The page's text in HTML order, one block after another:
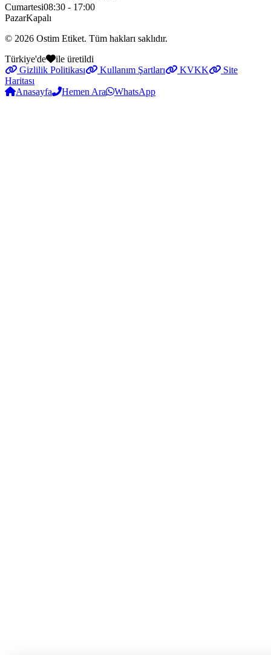
Cumartesi08:30 - 17:00
PazarKapalı
© 2026 Ostim Etiket. Tüm hakları saklıdır.
Türkiye'de
ile üretildi
Gizlilik Politikası
Kullanım Şartları KVKK
Site
Haritası
Anasayfa
Hemen Ara WhatsApp